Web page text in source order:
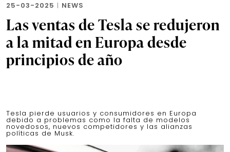
25-03-2025 | NEWS
Las ventas de Tesla se redujeron
a la mitad en Europa desde
principios de año
Tesla pierde usuarios y consumidores en Europa
debido a problemas como la falta de modelos
novedosos, nuevos competidores y las alianzas
políticas de Musk.